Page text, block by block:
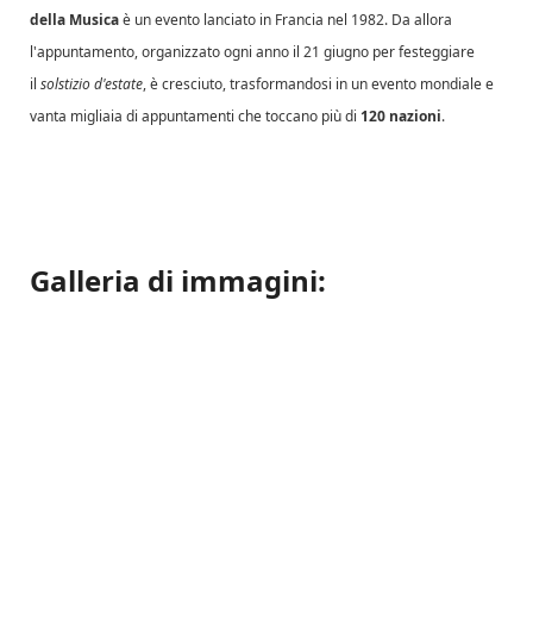
della Musicaè un evento lanciato in Francia nel 1982. Da allora
l'appuntamento, organizzato ogni anno il 21 giugno per festeggiare
il solstizio d'estate, è cresciuto, trasformandosi in un evento mondiale e
vanta migliaia di appuntamenti che toccano più di 120 nazioni.
Galleria di immagini: